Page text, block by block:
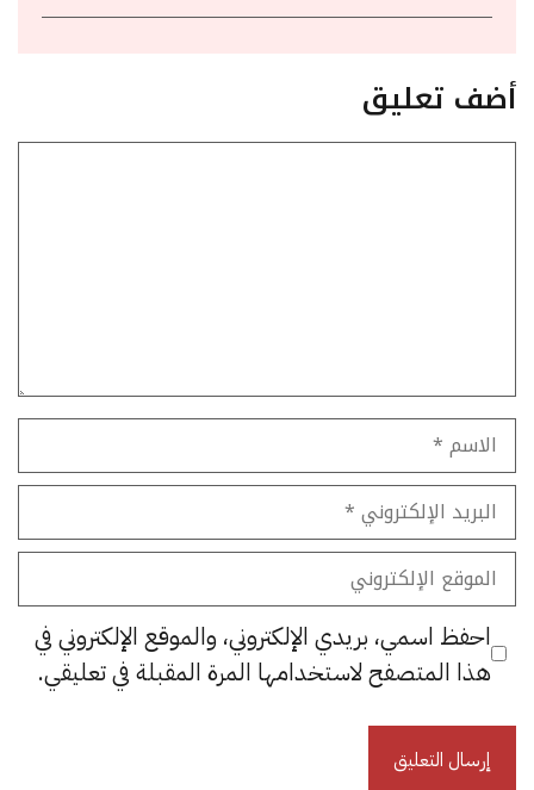
أضف تعليق
الاسم
البريد
الإلكتروني
الموقع
الإلكتروني
احفظ اسمي، بريدي الإلكتروني، والموقع الإلكتروني في
هذا المتصفح لاستخدامها المرة المقبلة في تعليقي.